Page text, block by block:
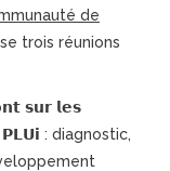
de
trois réunions
𝘀𝘂𝗿 𝗹𝗲𝘀
: diagnostic,